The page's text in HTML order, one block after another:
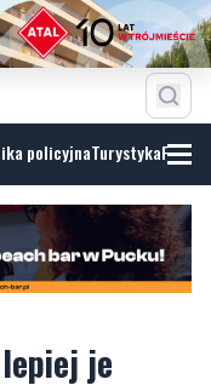
policyjnaTurystyka
je
05:57